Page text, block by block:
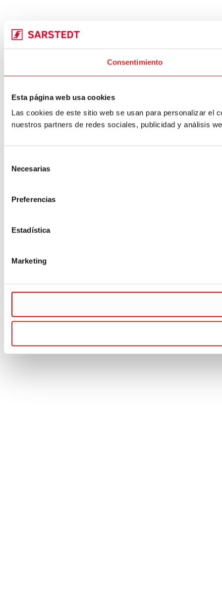
Consentimiento
Esta página web usa cookies
Las cookies de este sitio web se usan para personalizar el
nuestros partners de redes sociales, publicidad y análisis
Necesarias
Preferencias
Estadística
Marketing